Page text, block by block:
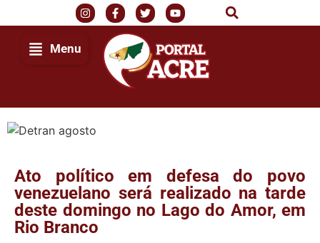
Menu
Ato político em defesa do povo
venezuelano será realizado na tarde
deste domingo no Lago do Amor, em
Rio Branco